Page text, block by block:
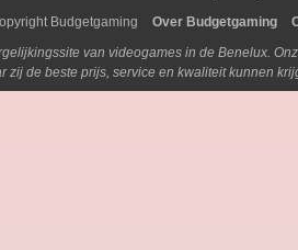
Budgetgaming
Over Budgetgaming
van videogames in de Benelux.
zij de beste prijs, service en kwaliteit kunnen